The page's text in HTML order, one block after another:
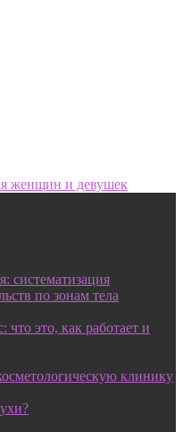
женщин и девушек
систематизация
по зонам тела
что это, как работает и
клинику